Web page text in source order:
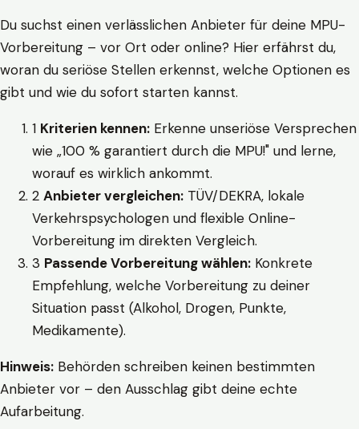
Du suchst einen verlässlichen Anbieter für deine MPU-
Vorbereitung – vor Ort oder online? Hier erfährst du,
woran du seriöse Stellen erkennst, welche Optionen es
gibt und wie du sofort starten kannst.
1 Kriterien kennen: Erkenne unseriöse Versprechen
wie „100 % garantiert durch die MPU!" und lerne,
worauf es wirklich ankommt.
2 Anbieter vergleichen: TÜV/DEKRA, lokale
Verkehrspsychologen und flexible Online-
Vorbereitung im direkten Vergleich.
3 Passende Vorbereitung wählen: Konkrete
Empfehlung, welche Vorbereitung zu deiner
Situation passt (Alkohol, Drogen, Punkte,
Medikamente).
Hinweis: Behörden schreiben keinen bestimmten
Anbieter vor – den Ausschlag gibt deine echte
Aufarbeitung.